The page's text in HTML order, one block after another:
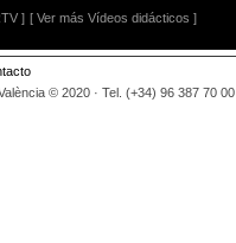
] [ Ver más Vídeos didácticos ]
© 2020 · Tel. (+34) 96 387 70 00